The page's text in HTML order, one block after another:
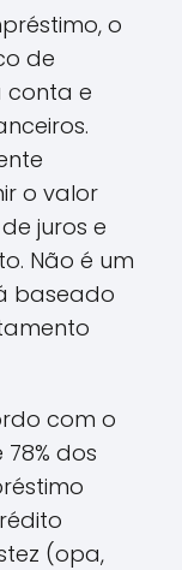
o
de
conta e
o valor
juros e
Não é um
baseado
com o
78% dos
(opa,